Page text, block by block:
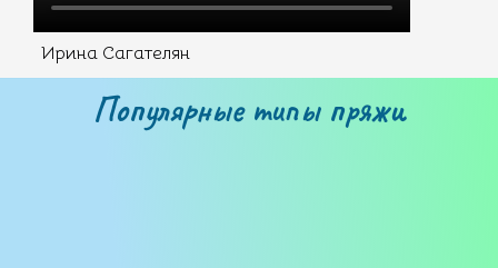
Ирина Сагателян
Популярные типы пряжи